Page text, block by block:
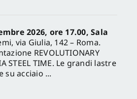
2026, ore 17.00, Sala
via Giulia, 142 – Roma.
REVOLUTIONARY
STEEL TIME. Le grandi lastre
su acciaio ...